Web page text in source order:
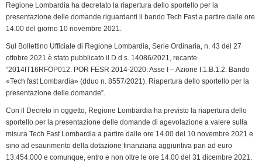
c
e
o
k
n
k
d
I
n
i
t
e
r
a
t
A
p
p
l
e
r
a
m
p
y
n
k
i
F
r
i
n
d
l
y
Regione Lombardia ha decretato la riapertura dello sportello per la
presentazione delle domande riguardanti il bando Tech Fast a partire dalle ore
14.00 del giorno 10 novembre 2021.
Sul Bollettino Ufficiale di Regione Lombardia, Serie Ordinaria, n. 43 del 27
ottobre 2021 è stato pubblicato il D.d.s. 14086/2021, recante
“2014IT16RFOP012. POR FESR 2014-2020: Asse I – Azione I.1.B.1.2. Bando
«Tech fast Lombardia» (dduo n. 8557/2021). Riapertura dello sportello per la
presentazione delle domande”.
Con il Decreto in oggetto, Regione Lombardia ha previsto la riapertura dello
sportello per la presentazione delle domande di agevolazione a valere sulla
misura Tech Fast Lombardia a partire dalle ore 14.00 del 10 novembre 2021 e
sino ad esaurimento della dotazione finanziaria aggiuntiva pari ad euro
13.454.000 e comunque, entro e non oltre le ore 14.00 del 31 dicembre 2021.